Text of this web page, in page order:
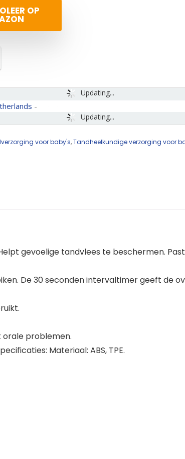
OP
Updating...
Updating...
-
voor baby's,Tandheelkundige verzorging voor
gevoelige tandvlees te beschermen.
De 30 seconden intervaltimer geeft de
orale problemen.
Materiaal: ABS, TPE.